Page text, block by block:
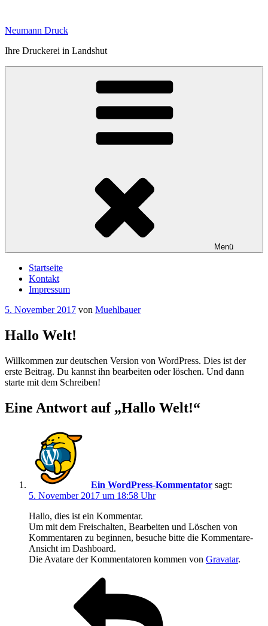
springen
Neumann Druck
Ihre Druckerei in Landshut
Menü
Startseite
Kontakt
Impressum
Veröffentlicht
5. November 2017 von Muehlbauer
Hallo Welt!
Willkommen zur deutschen Version von WordPress. Dies ist der
erste Beitrag. Du kannst ihn bearbeiten oder löschen. Und dann
starte mit dem Schreiben!
Eine Antwort auf „Hallo Welt!“
Ein WordPress-Kommentator sagt:
5. November 2017 um 18:58 Uhr
Hallo, dies ist ein Kommentar.
Um mit dem Freischalten, Bearbeiten und Löschen von
Kommentaren zu beginnen, besuche bitte die Kommentare-
Ansicht im Dashboard.
Die Avatare der Kommentatoren kommen von Gravatar.